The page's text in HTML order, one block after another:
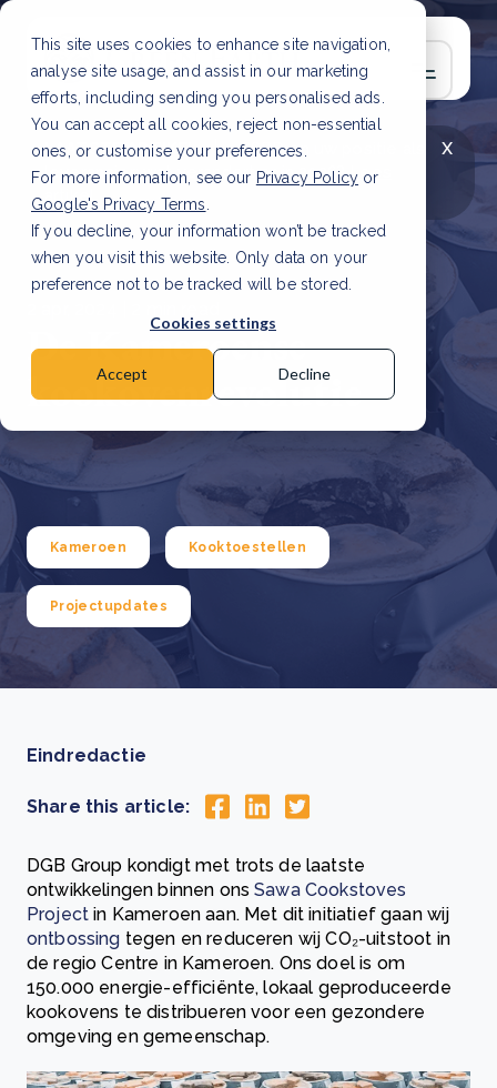
This site uses cookies to enhance site navigation,
analyse site usage, and assist in our marketing
efforts, including sending you personalised ads.
You can accept all cookies, reject non-essential
ones, or customise your preferences.
For more information, see our Privacy Policy or
Google's Privacy Terms
If you decline, your information won’t be tracked
when you visit this website. Only data on your
preference not to be tracked will be stored.
Cookies settings
Accept Decline
x
LAATSTE ARTIKEL
CSRD en uw positie als
leverancier: wat verandert er in 2026?Lees
artikel
De Kameroense
kookovenrevolutie
Kameroen Kooktoestellen
Projectupdates
Eindredactie
Share this article:
DGB Group kondigt met trots de laatste
ontwikkelingen binnen onsSawa Cookstoves
Project in Kameroen aan. Met dit initiatief gaan wij
ontbossing tegen en reduceren wij CO₂-uitstoot in
de regio Centre in Kameroen. Ons doel is om
150.000 energie-efficiënte, lokaal geproduceerde
kookovens te distribueren voor een gezondere
omgeving en gemeenschap.